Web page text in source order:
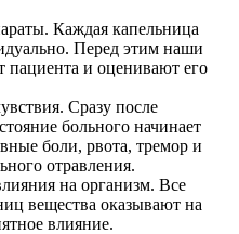
Каждая капельница
Перед этим наши
пациента и оценивают его
Сразу после
больного начинает
боли, рвота, тремор и
отравления.
на организм. Все
вещества оказывают на
влияние.